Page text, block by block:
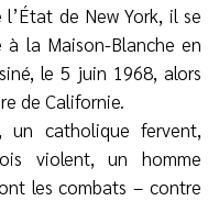
de New York, il se
la Maison-Blanche en
le 5 juin 1968, alors
de Californie.
un catholique fervent,
violent, un homme
les combats – contre